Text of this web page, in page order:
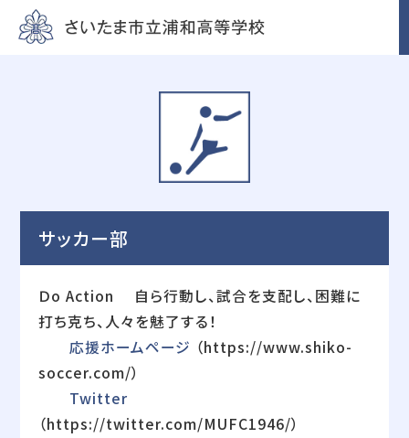
サッカー部
Ｄo Action 自ら行動し、試合を支配し、困難に
打ち克ち、人々を魅了する！
応援ホームページ （https://www.shiko-
soccer.com/）
Twitter
（https://twitter.com/MUFC1946/）